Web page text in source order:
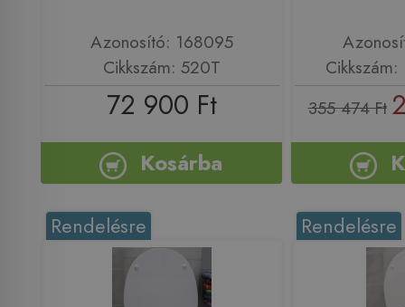
Azonosító: 168095
Cikkszám: 520T
72 900 Ft
Kosárba
355 474 Ft
Rendelésre Rendelésre